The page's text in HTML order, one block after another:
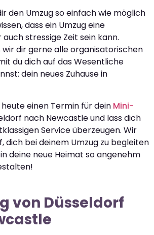
den Umzug so einfach wie möglich
dass ein Umzug eine
stressige Zeit sein kann.
dir gerne alle organisatorischen
du dich auf das Wesentliche
dein neues Zuhause in
einen Termin für dein Mini-
nach Newcastle und lass dich
Service überzeugen. Wir
dich bei deinem Umzug zu begleiten
deine neue Heimat so angenehm
von Düsseldorf